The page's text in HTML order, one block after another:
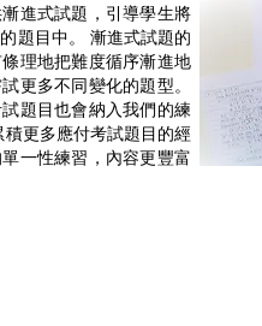
進式試題，引導學生將
題目中。 漸進式試題的
理地把難度循序漸進地
更多不同變化的題型。
題目也會納入我們的練
更多應付考試題目的經
一性練習，內容更豐富